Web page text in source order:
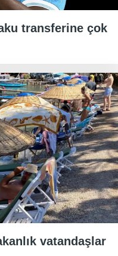
transferine çok
vatandaşlar